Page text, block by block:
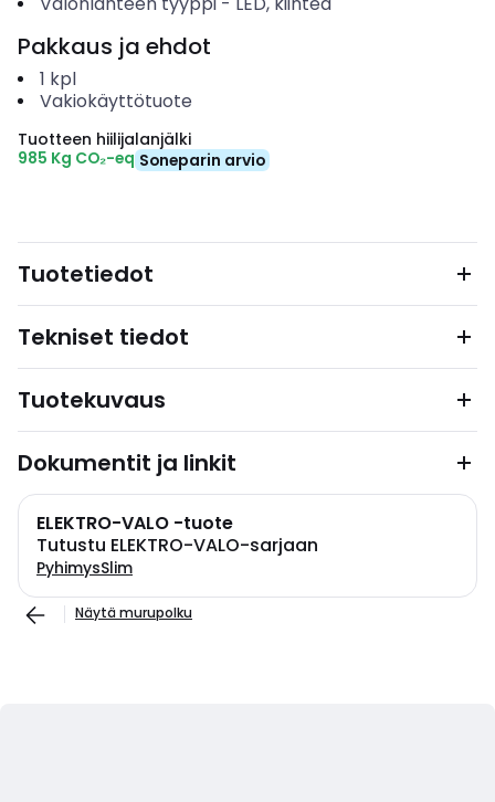
Pakkaus ja ehdot
1 kpl
Vakiokäyttötuote
Tuotteen hiilijalanjälki
985 Kg CO₂-eq Soneparin arvio
Tuotetiedot
Tekniset tiedot
Tuotekuvaus
Dokumentit ja linkit
ELEKTRO-VALO -tuote
Tutustu ELEKTRO-VALO-sarjaan
PyhimysSlim
Näytä murupolku